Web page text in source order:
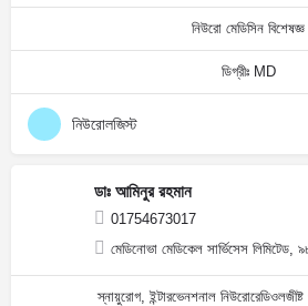
নিউরো মেডিসিন বিশেষজ্ঞ
ডিগ্রীঃ MD
নিউরোলজিস্ট
ডাঃ আমিনুর রহমান
01754673017
মেডিনোভা মেডিকেল সার্ভিসেস
স্নায়ুরোগ, ইন্টারভেনশনাল নিউরোরেডিওলজীষ্ট